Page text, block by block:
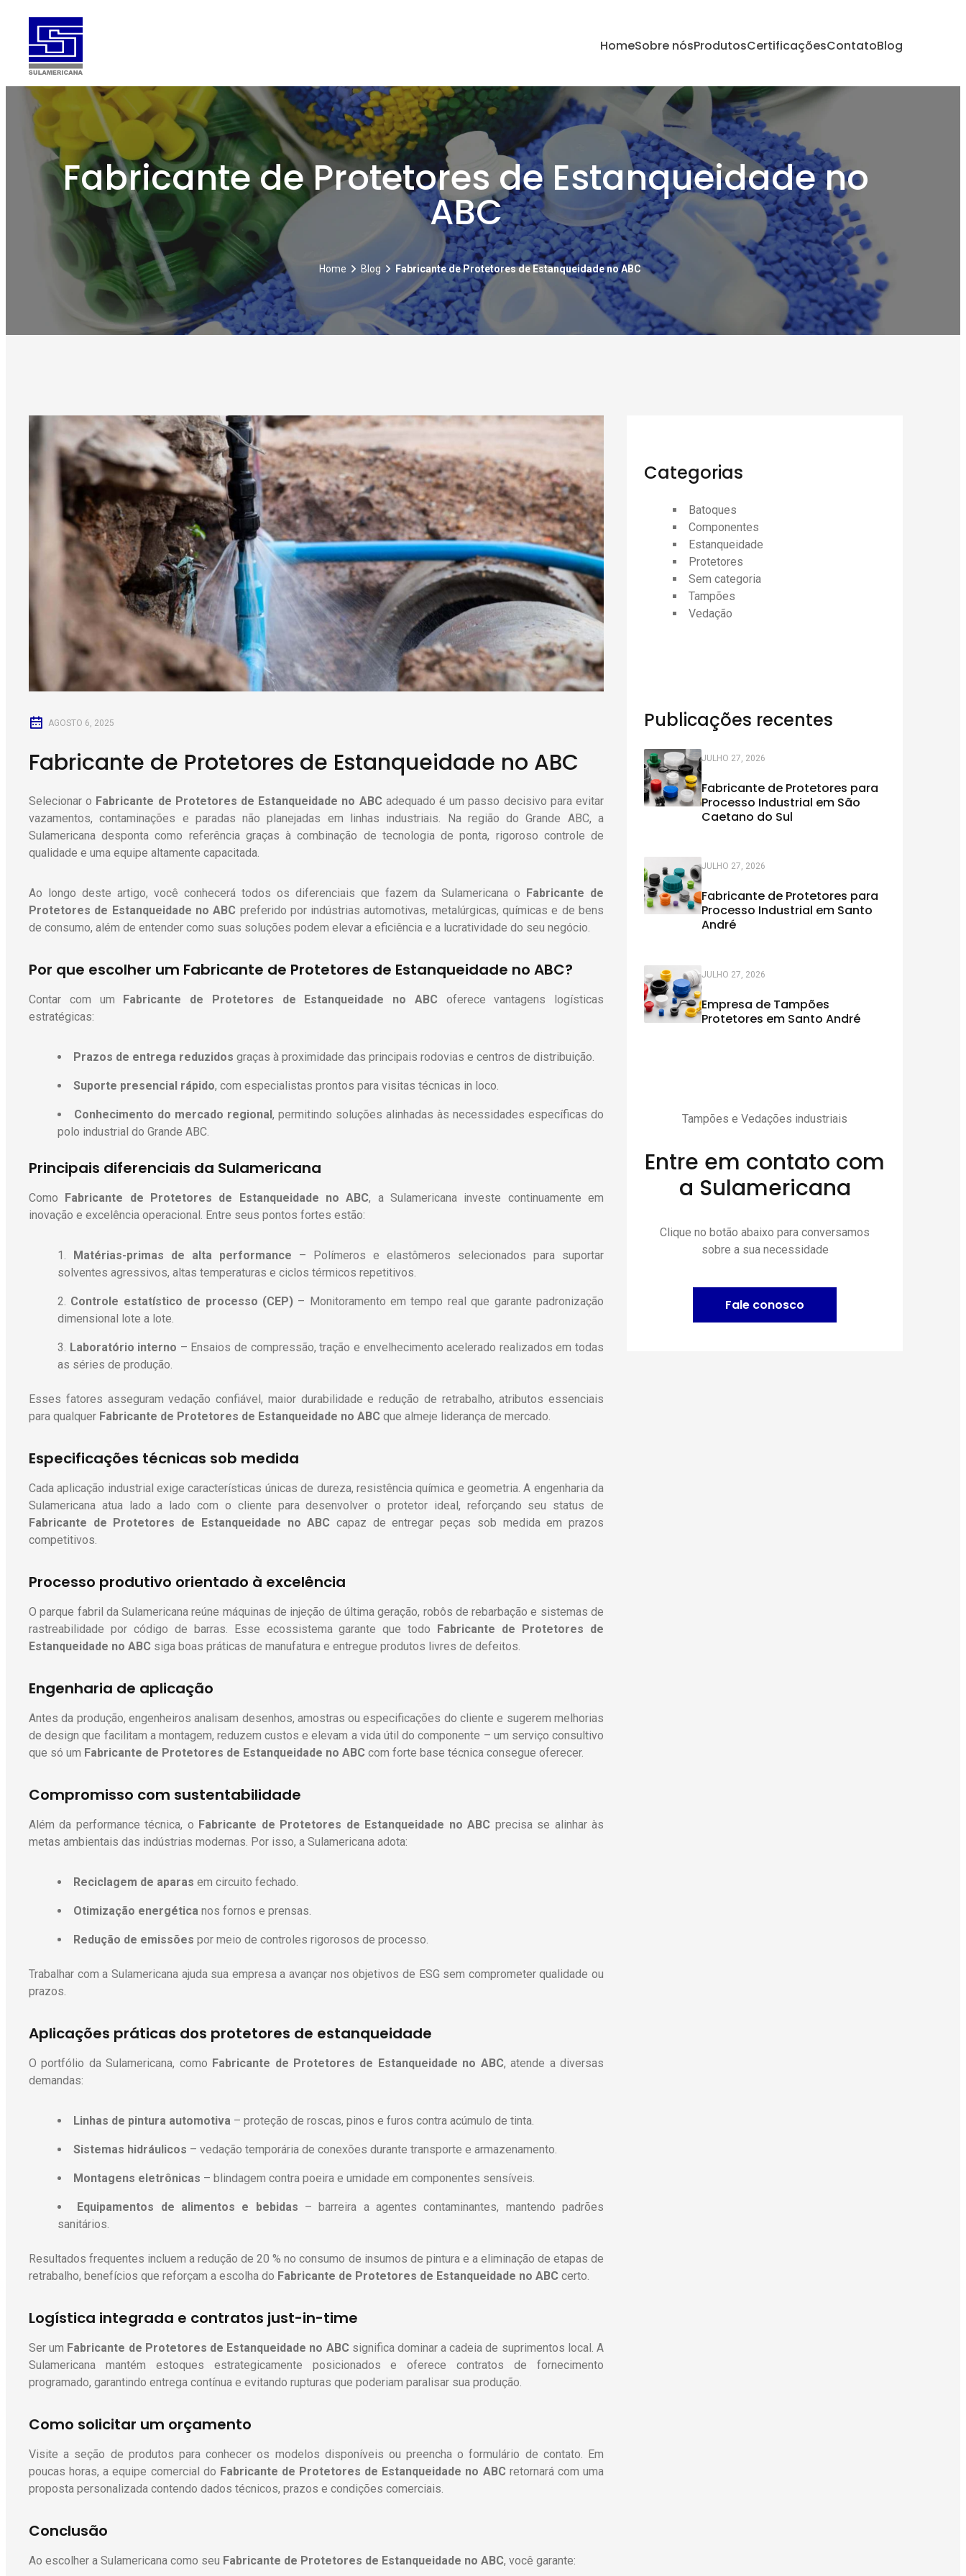
HomeSobre nósProdutosCertificaçõesContatoBlog
Fabricante de Protetores de Estanqueidade no
ABC
Home Blog Fabricante de Protetores de Estanqueidade no ABC
AGOSTO 6, 2025
Fabricante de Protetores de Estanqueidade no ABC
Selecionar o Fabricante de Protetores de Estanqueidade no ABCadequado é um passo decisivo para evitar
vazamentos, contaminações e paradas não planejadas em linhas industriais. Na região do Grande ABC, a
Sulamericana desponta como referência graças à combinação de tecnologia de ponta, rigoroso controle de
qualidade e uma equipe altamente capacitada.
Ao longo deste artigo, você conhecerá todos os diferenciais que fazem da Sulamericana o
Fabricante de
Protetores de Estanqueidade no ABC preferido por indústrias automotivas, metalúrgicas, químicas e de bens
de consumo, além de entender como suas soluções podem elevar a eficiência e a lucratividade do seu negócio.
Por que escolher um Fabricante de Protetores de Estanqueidade no ABC?
Contar com um Fabricante de Protetores de Estanqueidade no ABCoferece vantagens logísticas
estratégicas:
Prazos de entrega reduzidos graças à proximidade das principais rodovias e centros de distribuição.
Suporte presencial rápido, com especialistas prontos para visitas técnicas in loco.
Conhecimento do mercado regional , permitindo soluções alinhadas às necessidades específicas do
polo industrial do Grande ABC.
Principais diferenciais da Sulamericana
Como Fabricante de Protetores de Estanqueidade no ABC, a Sulamericana investe continuamente em
inovação e excelência operacional. Entre seus pontos fortes estão:
Matérias-primas de alta performance – Polímeros e elastômeros selecionados para suportar
solventes agressivos, altas temperaturas e ciclos térmicos repetitivos.
Controle estatístico de processo (CEP)– Monitoramento em tempo real que garante padronização
dimensional lote a lote.
Laboratório interno – Ensaios de compressão, tração e envelhecimento acelerado realizados em todas
as séries de produção.
Esses fatores asseguram vedação confiável, maior durabilidade e redução de retrabalho, atributos essenciais
para qualquer Fabricante de Protetores de Estanqueidade no ABC que almeje liderança de mercado.
Especificações técnicas sob medida
Cada aplicação industrial exige características únicas de dureza, resistência química e geometria. A engenharia da
Sulamericana atua lado a lado com o cliente para desenvolver o protetor ideal, reforçando seu status de
Fabricante de Protetores de Estanqueidade no ABC capaz de entregar peças sob medida em prazos
competitivos.
Processo produtivo orientado à excelência
O parque fabril da Sulamericana reúne máquinas de injeção de última geração, robôs de rebarbação e sistemas de
rastreabilidade por código de barras. Esse ecossistema garante que todo
Fabricante de Protetores de
Estanqueidade no ABC siga boas práticas de manufatura e entregue produtos livres de defeitos.
Engenharia de aplicação
Antes da produção, engenheiros analisam desenhos, amostras ou especificações do cliente e sugerem melhorias
de design que facilitam a montagem, reduzem custos e elevam a vida útil do componente – um serviço consultivo
que só um Fabricante de Protetores de Estanqueidade no ABC com forte base técnica consegue oferecer.
Compromisso com sustentabilidade
Além da performance técnica, o Fabricante de Protetores de Estanqueidade no ABC precisa se alinhar às
metas ambientais das indústrias modernas. Por isso, a Sulamericana adota:
Reciclagem de aparas em circuito fechado.
Otimização energética nos fornos e prensas.
Redução de emissões por meio de controles rigorosos de processo.
Trabalhar com a Sulamericana ajuda sua empresa a avançar nos objetivos de ESG sem comprometer qualidade ou
prazos.
Aplicações práticas dos protetores de estanqueidade
O portfólio da Sulamericana, como Fabricante de Protetores de Estanqueidade no ABC, atende a diversas
demandas:
Linhas de pintura automotiva – proteção de roscas, pinos e furos contra acúmulo de tinta.
Sistemas hidráulicos – vedação temporária de conexões durante transporte e armazenamento.
Montagens eletrônicas – blindagem contra poeira e umidade em componentes sensíveis.
Equipamentos de alimentos e bebidas – barreira a agentes contaminantes, mantendo padrões
sanitários.
Resultados frequentes incluem a redução de 20 % no consumo de insumos de pintura e a eliminação de etapas de
retrabalho, benefícios que reforçam a escolha do Fabricante de Protetores de Estanqueidade no ABC certo.
Logística integrada e contratos just-in-time
Ser um Fabricante de Protetores de Estanqueidade no ABCsignifica dominar a cadeia de suprimentos local. A
Sulamericana mantém estoques estrategicamente posicionados e oferece contratos de fornecimento
programado, garantindo entrega contínua e evitando rupturas que poderiam paralisar sua produção.
Como solicitar um orçamento
Visite a seção de produtos para conhecer os modelos disponíveis ou preencha o formulário de contato. Em
poucas horas, a equipe comercial do Fabricante de Protetores de Estanqueidade no ABCretornará com uma
proposta personalizada contendo dados técnicos, prazos e condições comerciais.
Conclusão
Ao escolher a Sulamericana como seu Fabricante de Protetores de Estanqueidade no ABC, você garante:
Categorias
Batoques
Componentes
Estanqueidade
Protetores
Sem categoria
Tampões
Vedação
Publicações recentes
JULHO 27, 2026
Fabricante de Protetores para
Processo Industrial em São
Caetano do Sul
JULHO 27, 2026
Fabricante de Protetores para
Processo Industrial em Santo
André
JULHO 27, 2026
Empresa de Tampões
Protetores em Santo André
Tampões e Vedações industriais
Entre em contato com
a Sulamericana
Clique no botão abaixo para conversamos
sobre a sua necessidade
Fale conosco